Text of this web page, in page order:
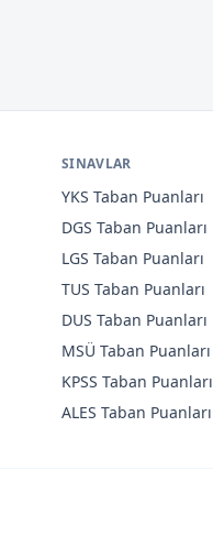
SINAVLAR
YKS Taban Puanları
DGS Taban Puanları
LGS Taban Puanları
TUS Taban Puanları
DUS Taban Puanları
MSÜ Taban Puanları
KPSS Taban Puanları
ALES Taban Puanları